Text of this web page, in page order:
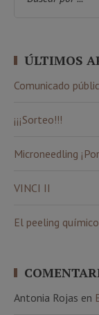
ÚLTIMOS
Comunicado
¡¡¡Sorteo!!!
Microneedling
VINCI II
El peeling
Antonia Rojas en